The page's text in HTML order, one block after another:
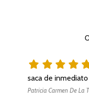
saca de
Patricia Carmen De La